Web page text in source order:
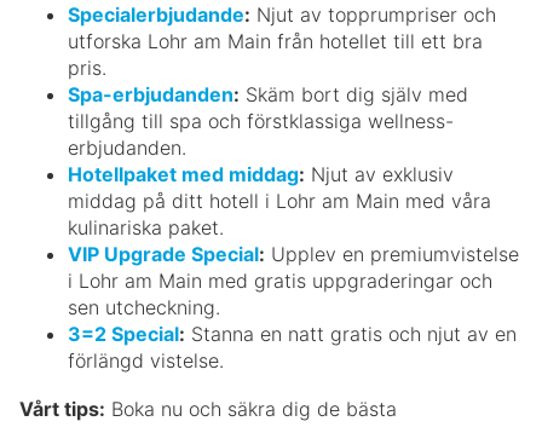
Specialerbjudande: Njut av topprumpriser och
utforska Lohr am Main från hotellet till ett bra
pris.
Spa-erbjudanden: Skäm bort dig själv med
tillgång till spa och förstklassiga wellness-
erbjudanden.
Hotellpaket med middag: Njut av exklusiv
middag på ditt hotell i Lohr am Main med våra
kulinariska paket.
VIP Upgrade Special: Upplev en premiumvistelse
i Lohr am Main med gratis uppgraderingar och
sen utcheckning.
3=2 Special: Stanna en natt gratis och njut av en
förlängd vistelse.
Vårt tips: Boka nu och säkra dig de bästa